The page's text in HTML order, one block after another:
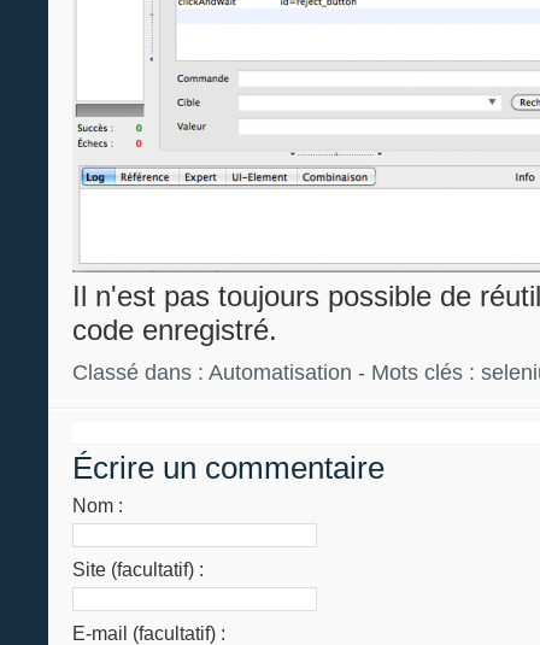
Il n'est pas toujours possible de
code enregistré.
Classé dans : Automatisation - Mots clés :
Écrire un commentaire
Nom :
Site (facultatif) :
E-mail (facultatif) :